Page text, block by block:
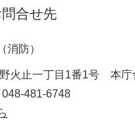
合せ先
消防）
火止一丁目1番1号 本庁
048-481-6748